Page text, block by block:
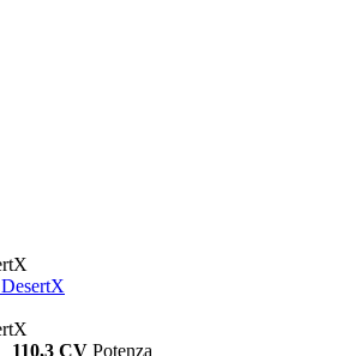
DesertX
110,3 CV Potenza